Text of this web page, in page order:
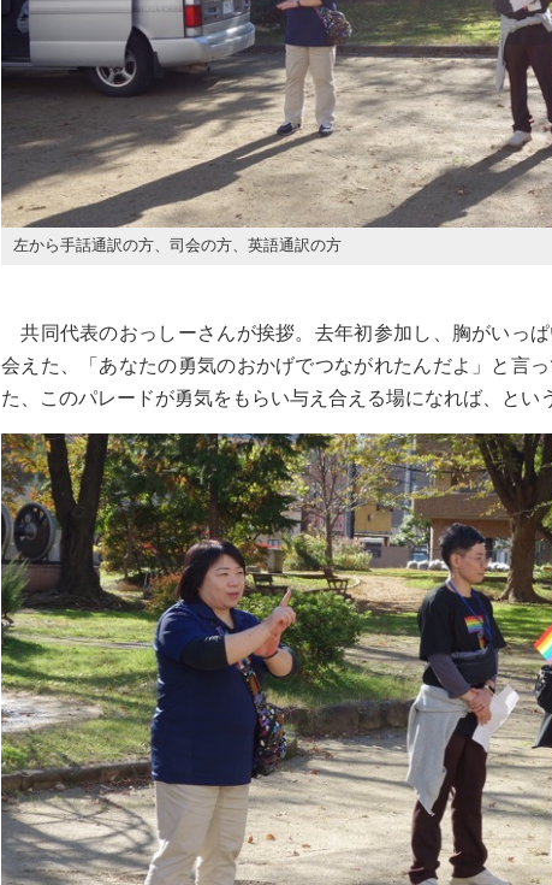
左から手話通訳の方、司会の方、英語通訳の方
共同代表のおっしーさんが挨拶。去年初参加し、胸がいっ
会えた、「あなたの勇気のおかげでつながれたんだよ」と言
た、このパレードが勇気をもらい与え合える場になれば、とい